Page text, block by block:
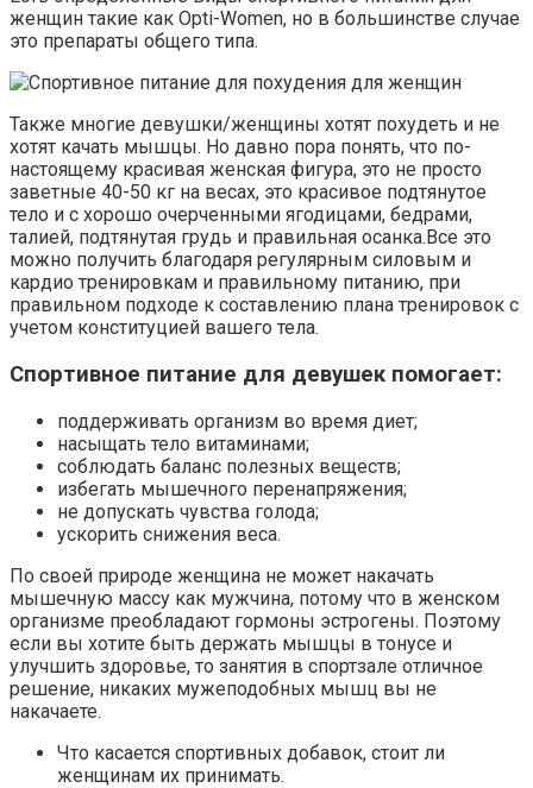
женщин такие как Opti-Women, но в большинстве случае
это препараты общего типа.
Также многие девушки/женщины хотят похудеть и не
хотят качать мышцы. Но давно пора понять, что по-
настоящему красивая женская фигура, это не просто
заветные 40-50 кг на весах, это красивое подтянутое
тело и с хорошо очерченными ягодицами, бедрами,
талией, подтянутая грудь и правильная осанка.Все это
можно получить благодаря регулярным силовым и
кардио тренировкам и правильному питанию, при
правильном подходе к составлению плана тренировок с
учетом конституцией вашего тела.
Спортивное питание для девушек помогает:
поддерживать организм во время диет;
насыщать тело витаминами;
соблюдать баланс полезных веществ;
избегать мышечного перенапряжения;
не допускать чувства голода;
ускорить снижения веса.
По своей природе женщина не может накачать
мышечную массу как мужчина, потому что в женском
организме преобладают гормоны эстрогены. Поэтому
если вы хотите быть держать мышцы в тонусе и
улучшить здоровье, то занятия в спортзале отличное
решение, никаких мужеподобных мышц вы не
накачаете.
Что касается спортивных добавок, стоит ли
женщинам их принимать.